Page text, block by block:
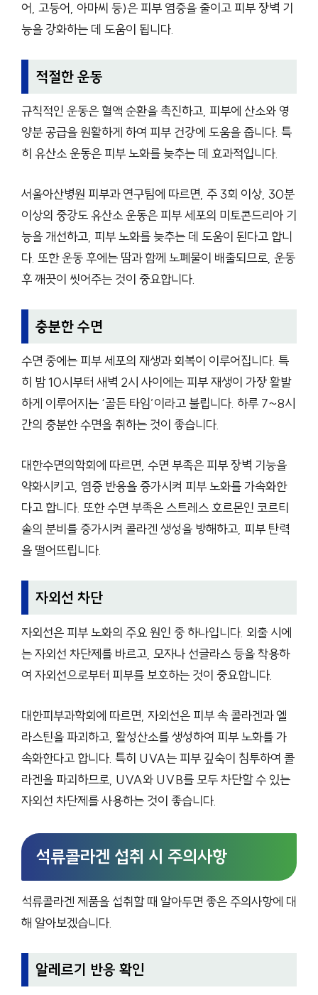
어, 고등어, 아마씨 등)은 피부 염증을 줄이고 피부 장벽 기
능을 강화하는 데 도움이 됩니다.
적절한 운동
규칙적인 운동은 혈액 순환을 촉진하고, 피부에 산소와 영
양분 공급을 원활하게 하여 피부 건강에 도움을 줍니다. 특
히 유산소 운동은 피부 노화를 늦추는 데 효과적입니다.
서울아산병원 피부과 연구팀에 따르면, 주 3회 이상, 30분
이상의 중강도 유산소 운동은 피부 세포의 미토콘드리아 기
능을 개선하고, 피부 노화를 늦추는 데 도움이 된다고 합니
다. 또한 운동 후에는 땀과 함께 노폐물이 배출되므로, 운동
후 깨끗이 씻어주는 것이 중요합니다.
충분한 수면
수면 중에는 피부 세포의 재생과 회복이 이루어집니다. 특
히 밤 10시부터 새벽 2시 사이에는 피부 재생이 가장 활발
하게 이루어지는 ‘골든 타임’이라고 불립니다. 하루 7~8시
간의 충분한 수면을 취하는 것이 좋습니다.
대한수면의학회에 따르면, 수면 부족은 피부 장벽 기능을
약화시키고, 염증 반응을 증가시켜 피부 노화를 가속화한
다고 합니다. 또한 수면 부족은 스트레스 호르몬인 코르티
솔의 분비를 증가시켜 콜라겐 생성을 방해하고, 피부 탄력
을 떨어뜨립니다.
자외선 차단
자외선은 피부 노화의 주요 원인 중 하나입니다. 외출 시에
는 자외선 차단제를 바르고, 모자나 선글라스 등을 착용하
여 자외선으로부터 피부를 보호하는 것이 중요합니다.
대한피부과학회에 따르면, 자외선은 피부 속 콜라겐과 엘
라스틴을 파괴하고, 활성산소를 생성하여 피부 노화를 가
속화한다고 합니다. 특히 UVA는 피부 깊숙이 침투하여 콜
라겐을 파괴하므로, UVA와 UVB를 모두 차단할 수 있는
자외선 차단제를 사용하는 것이 좋습니다.
석류콜라겐 섭취 시 주의사항
석류콜라겐 제품을 섭취할 때 알아두면 좋은 주의사항에 대
해 알아보겠습니다.
알레르기 반응 확인